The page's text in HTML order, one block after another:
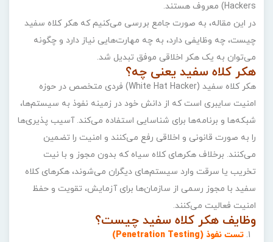
Hackers) معروف‌ هستند.
در این مقاله، به‌ صورت جامع بررسی می‌کنیم که هکر کلاه سفید
چیست، چه وظایفی دارد، به چه مهارت‌هایی نیاز دارد و چگونه
می‌توان به یک هکر اخلاقی موفق تبدیل شد.
هکر کلاه سفید یعنی چه؟
هکر کلاه سفید (White Hat Hacker) فردی متخصص در حوزه
امنیت سایبری است که از دانش خود در زمینه نفوذ به سیستم‌ها،
شبکه‌ها و برنامه‌ها برای شناسایی استفاده می‌کند. آسیب‌ پذیری‌ها
را به‌ صورت قانونی و اخلاقی رفع می‌کنند و امنیت را تضمین
می‌کنند. برخلاف هکرهای کلاه سیاه که بدون مجوز و با نیت
تخریب یا سرقت وارد سیستم‌های دیگران می‌شوند، هکرهای کلاه
سفید با مجوز رسمی از سازمان‌ها برای آزمایش، تقویت و حفظ
امنیت فعالیت می‌کنند.
وظایف هکر کلاه سفید چیست؟
تست نفوذ (Penetration Testing)